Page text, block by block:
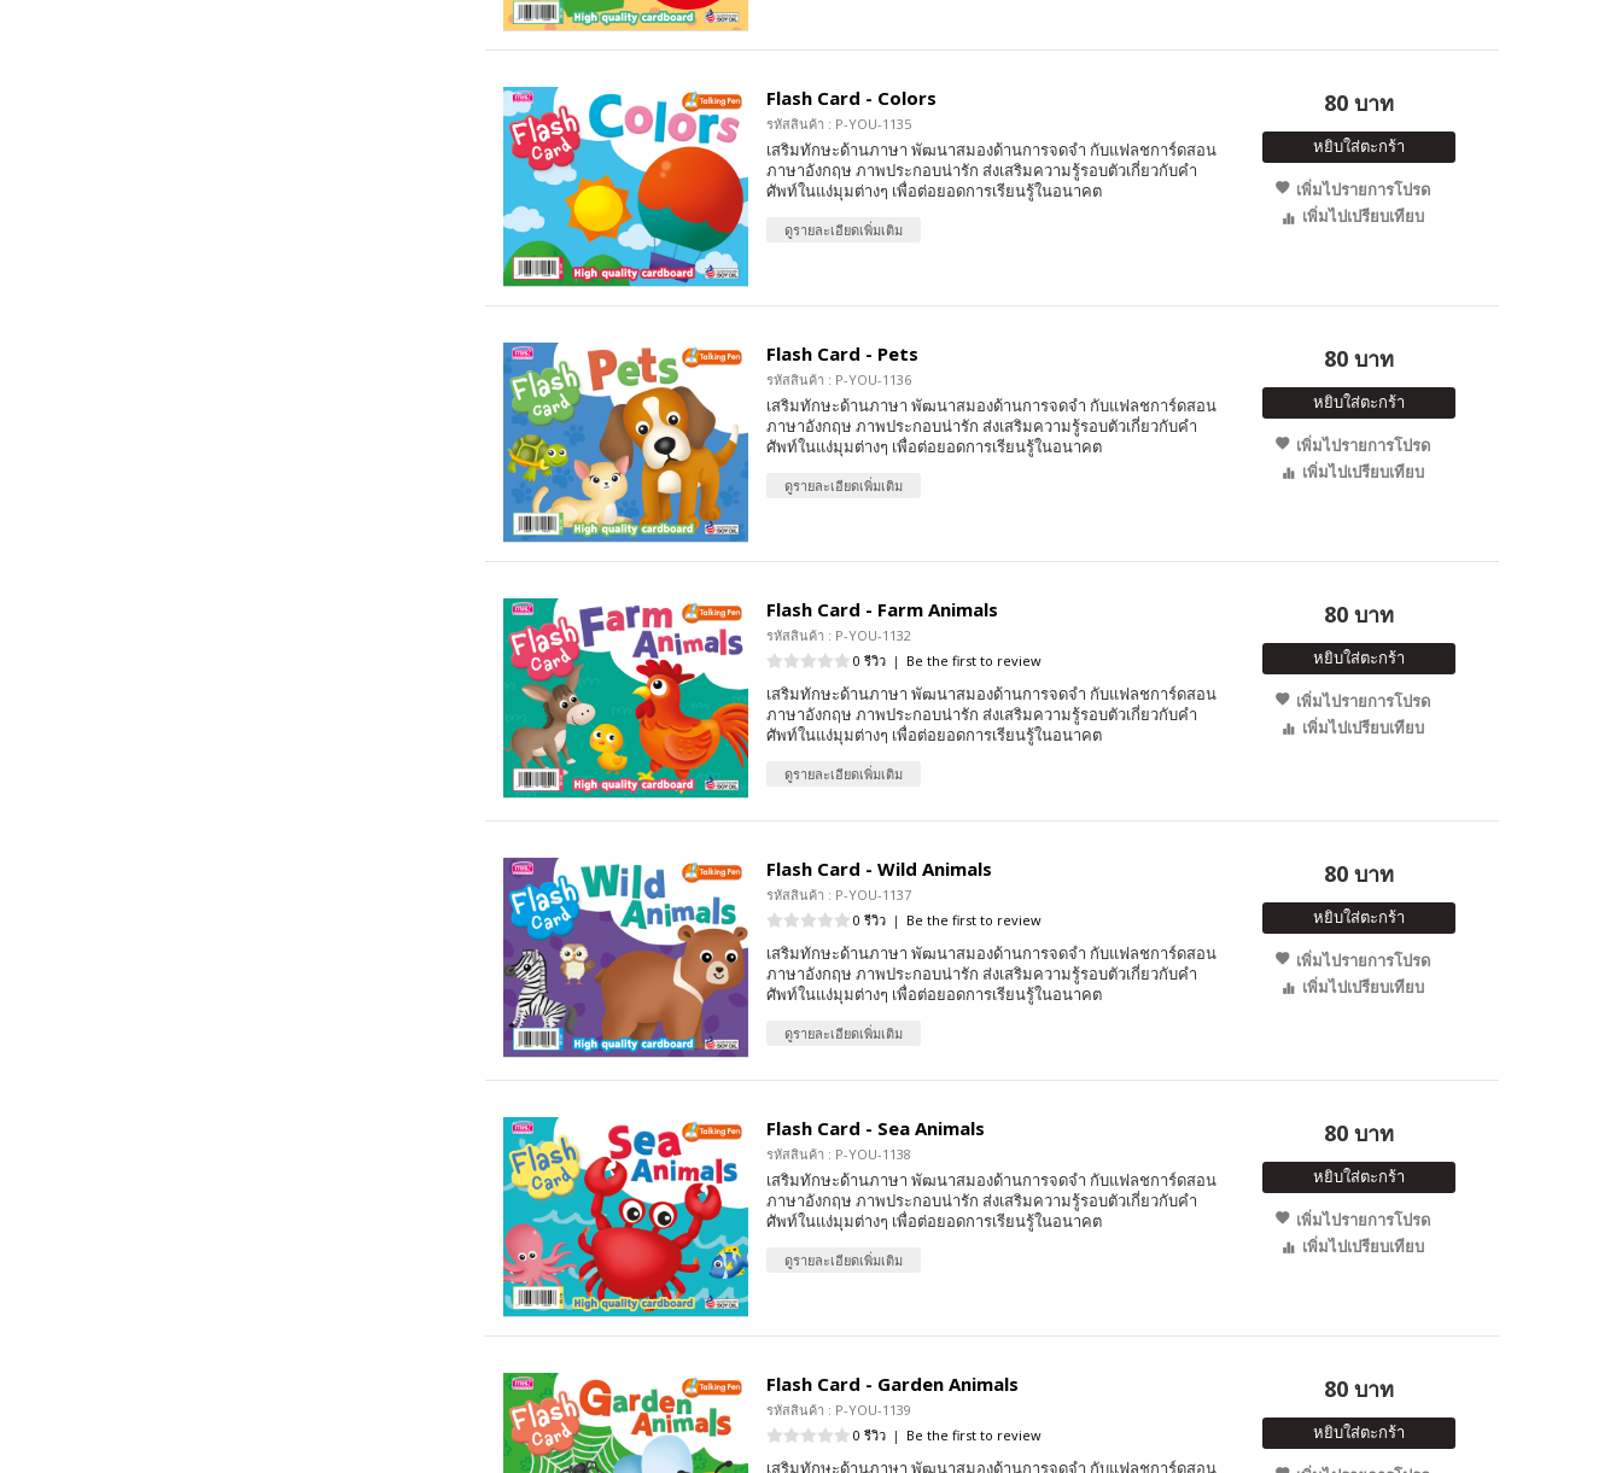
Flash Card - Colors
รหัสสินค้า : P-YOU-1135
เสริมทักษะด้านภาษา พัฒนาสมองด้านการจดจำ กับแฟลชการ์ดสอน
ภาษาอังกฤษ ภาพประกอบน่ารัก ส่งเสริมความรู้รอบตัวเกี่ยวกับคำ
ศัพท์ในแง่มุมต่างๆ เพื่อต่อยอดการเรียนรู้ในอนาคต
ดูรายละเอียดเพิ่มเติม
80 บาท
หยิบใส่ตะกร้า
เพิ่มไปรายการโปรด
เพิ่มไปเปรียบเทียบ
Flash Card - Pets
รหัสสินค้า : P-YOU-1136
เสริมทักษะด้านภาษา พัฒนาสมองด้านการจดจำ กับแฟลชการ์ดสอน
ภาษาอังกฤษ ภาพประกอบน่ารัก ส่งเสริมความรู้รอบตัวเกี่ยวกับคำ
ศัพท์ในแง่มุมต่างๆ เพื่อต่อยอดการเรียนรู้ในอนาคต
ดูรายละเอียดเพิ่มเติม
80 บาท
หยิบใส่ตะกร้า
เพิ่มไปรายการโปรด
เพิ่มไปเปรียบเทียบ
Flash Card - Farm Animals
รหัสสินค้า : P-YOU-1132
0 รีวิว | Be the first to review
เสริมทักษะด้านภาษา พัฒนาสมองด้านการจดจำ กับแฟลชการ์ดสอน
ภาษาอังกฤษ ภาพประกอบน่ารัก ส่งเสริมความรู้รอบตัวเกี่ยวกับคำ
ศัพท์ในแง่มุมต่างๆ เพื่อต่อยอดการเรียนรู้ในอนาคต
ดูรายละเอียดเพิ่มเติม
80 บาท
หยิบใส่ตะกร้า
เพิ่มไปรายการโปรด
เพิ่มไปเปรียบเทียบ
Flash Card - Wild Animals
รหัสสินค้า : P-YOU-1137
0 รีวิว | Be the first to review
เสริมทักษะด้านภาษา พัฒนาสมองด้านการจดจำ กับแฟลชการ์ดสอน
ภาษาอังกฤษ ภาพประกอบน่ารัก ส่งเสริมความรู้รอบตัวเกี่ยวกับคำ
ศัพท์ในแง่มุมต่างๆ เพื่อต่อยอดการเรียนรู้ในอนาคต
ดูรายละเอียดเพิ่มเติม
80 บาท
หยิบใส่ตะกร้า
เพิ่มไปรายการโปรด
เพิ่มไปเปรียบเทียบ
Flash Card - Sea Animals
รหัสสินค้า : P-YOU-1138
เสริมทักษะด้านภาษา พัฒนาสมองด้านการจดจำ กับแฟลชการ์ดสอน
ภาษาอังกฤษ ภาพประกอบน่ารัก ส่งเสริมความรู้รอบตัวเกี่ยวกับคำ
ศัพท์ในแง่มุมต่างๆ เพื่อต่อยอดการเรียนรู้ในอนาคต
ดูรายละเอียดเพิ่มเติม
80 บาท
หยิบใส่ตะกร้า
เพิ่มไปรายการโปรด
เพิ่มไปเปรียบเทียบ
Flash Card - Garden Animals
รหัสสินค้า : P-YOU-1139
0 รีวิว | Be the first to review
เสริมทักษะด้านภาษา พัฒนาสมองด้านการจดจำ กับแฟลชการ์ดสอน
80 บาท
หยิบใส่ตะกร้า